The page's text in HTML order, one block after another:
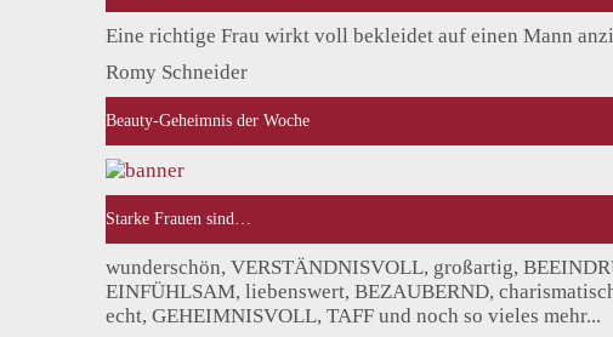
Eine richtige Frau wirkt voll bekleidet auf einen Mann
Romy Schneider
Beauty-Geheimnis der Woche
Starke Frauen sind…
wunderschön, VERSTÄNDNISVOLL, großartig,
EINFÜHLSAM, liebenswert, BEZAUBERND,
echt, GEHEIMNISVOLL, TAFF und noch so vieles mehr...